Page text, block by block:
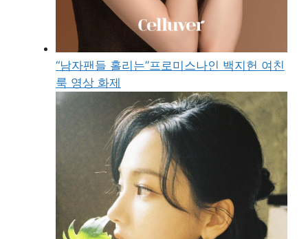
“남자팬들 홀리는”프로미스나인 백지헌 여친
룩 영상 화제